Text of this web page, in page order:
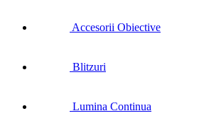
Accesorii Obiective
Blitzuri
Lumina Continua